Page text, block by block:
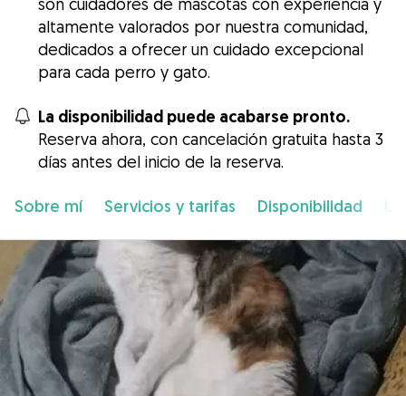
altamente valorados por nuestra comunidad,
dedicados a ofrecer un cuidado excepcional
para cada perro y gato.
La disponibilidad puede acabarse pronto.
Reserva ahora, con cancelación gratuita hasta 3
días antes del inicio de la reserva.
Sobre mí Servicios y tarifas Disponibilidad